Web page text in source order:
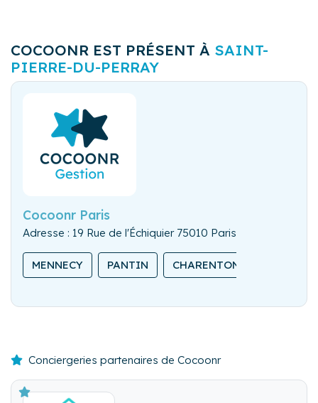
COCOONR EST PRÉSENT À SAINT-
PIERRE-DU-PERRAY
Cocoonr Paris
Adresse : 19 Rue de l'Échiquier 75010 Paris
MENNECY PANTIN CHARENTON-LE-PONT
Conciergeries partenaires de Cocoonr